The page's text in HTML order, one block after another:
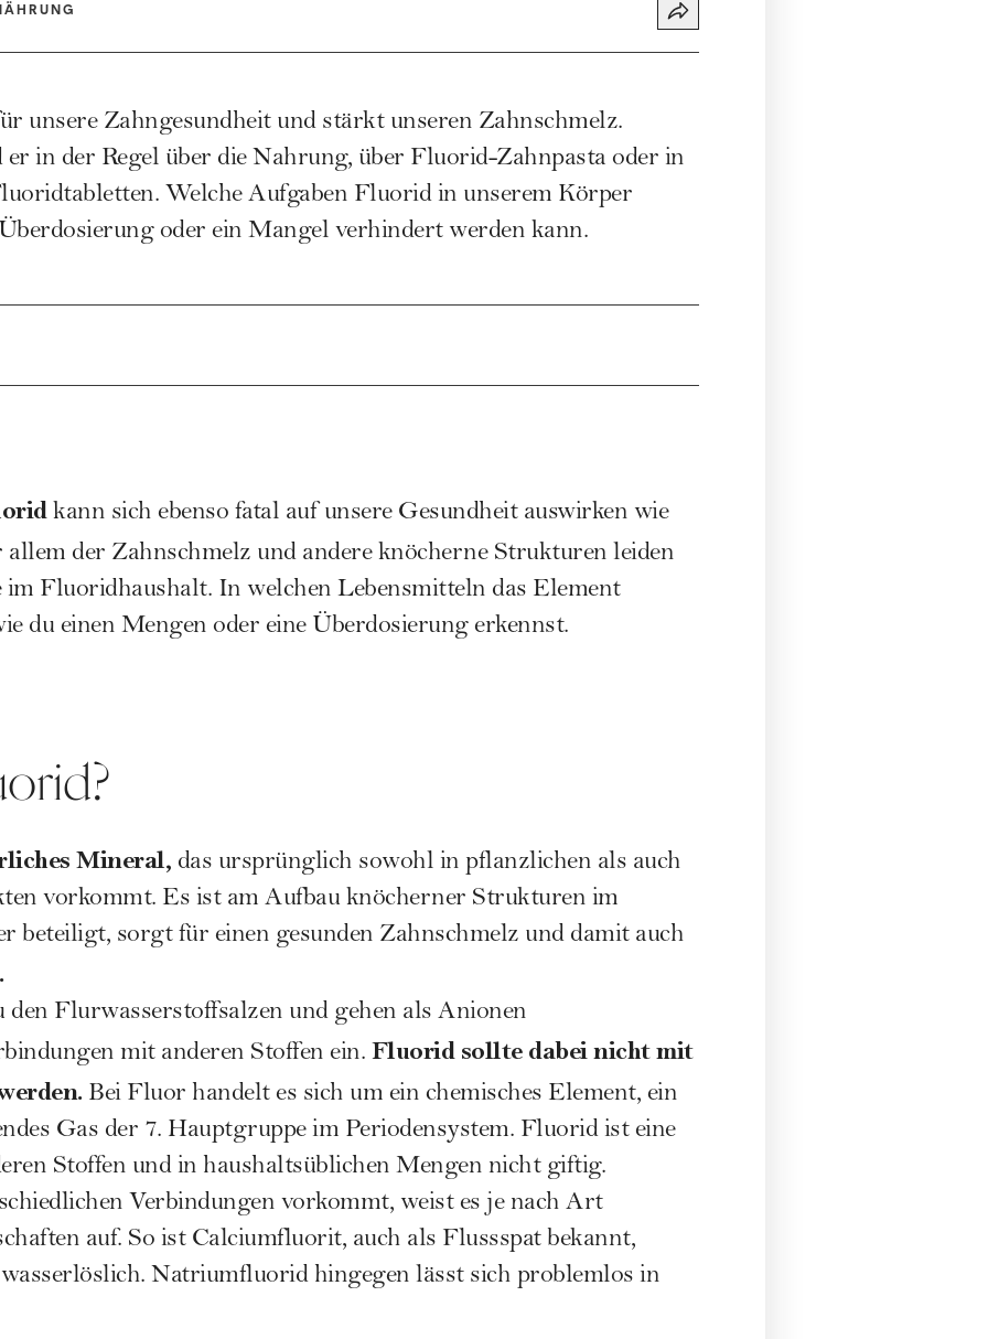
unsere Zahngesundheit und stärkt unseren Zahnschmelz.
in der Regel über die Nahrung, über Fluorid-Zahnpasta oder in
Welche Aufgaben Fluorid in unserem Körper
oder ein Mangel verhindert werden kann.
kann sich ebenso fatal auf unsere Gesundheitauswirken wie
allem der Zahnschmelz und andere knöcherne Strukturen leiden
im Fluoridhaushalt. In welchen Lebensmitteln das Element
du einen Mengen oder eine Überdosierung erkennst.
Mineral, das ursprünglich sowohl in pflanzlichen als auch
vorkommt. Es ist am Aufbau knöcherner Strukturen im
beteiligt, sorgt für einen gesunden Zahnschmelz und damit auch
Flurwasserstoffsalzen und gehen als Anionen
mit anderen Stoffen ein. Fluorid sollte dabei nicht mit
Bei Fluor handelt es sich um ein chemisches Element, ein
Gas der 7. Hauptgruppe im Periodensystem. Fluorid ist eine
Stoffen und in haushaltsüblichen Mengen nicht giftig.
Verbindungen vorkommt, weist es je nach Art
auf. So ist Calciumfluorit, auch als Flussspat bekannt,
Natriumfluorid hingegen lässt sich problemlos in